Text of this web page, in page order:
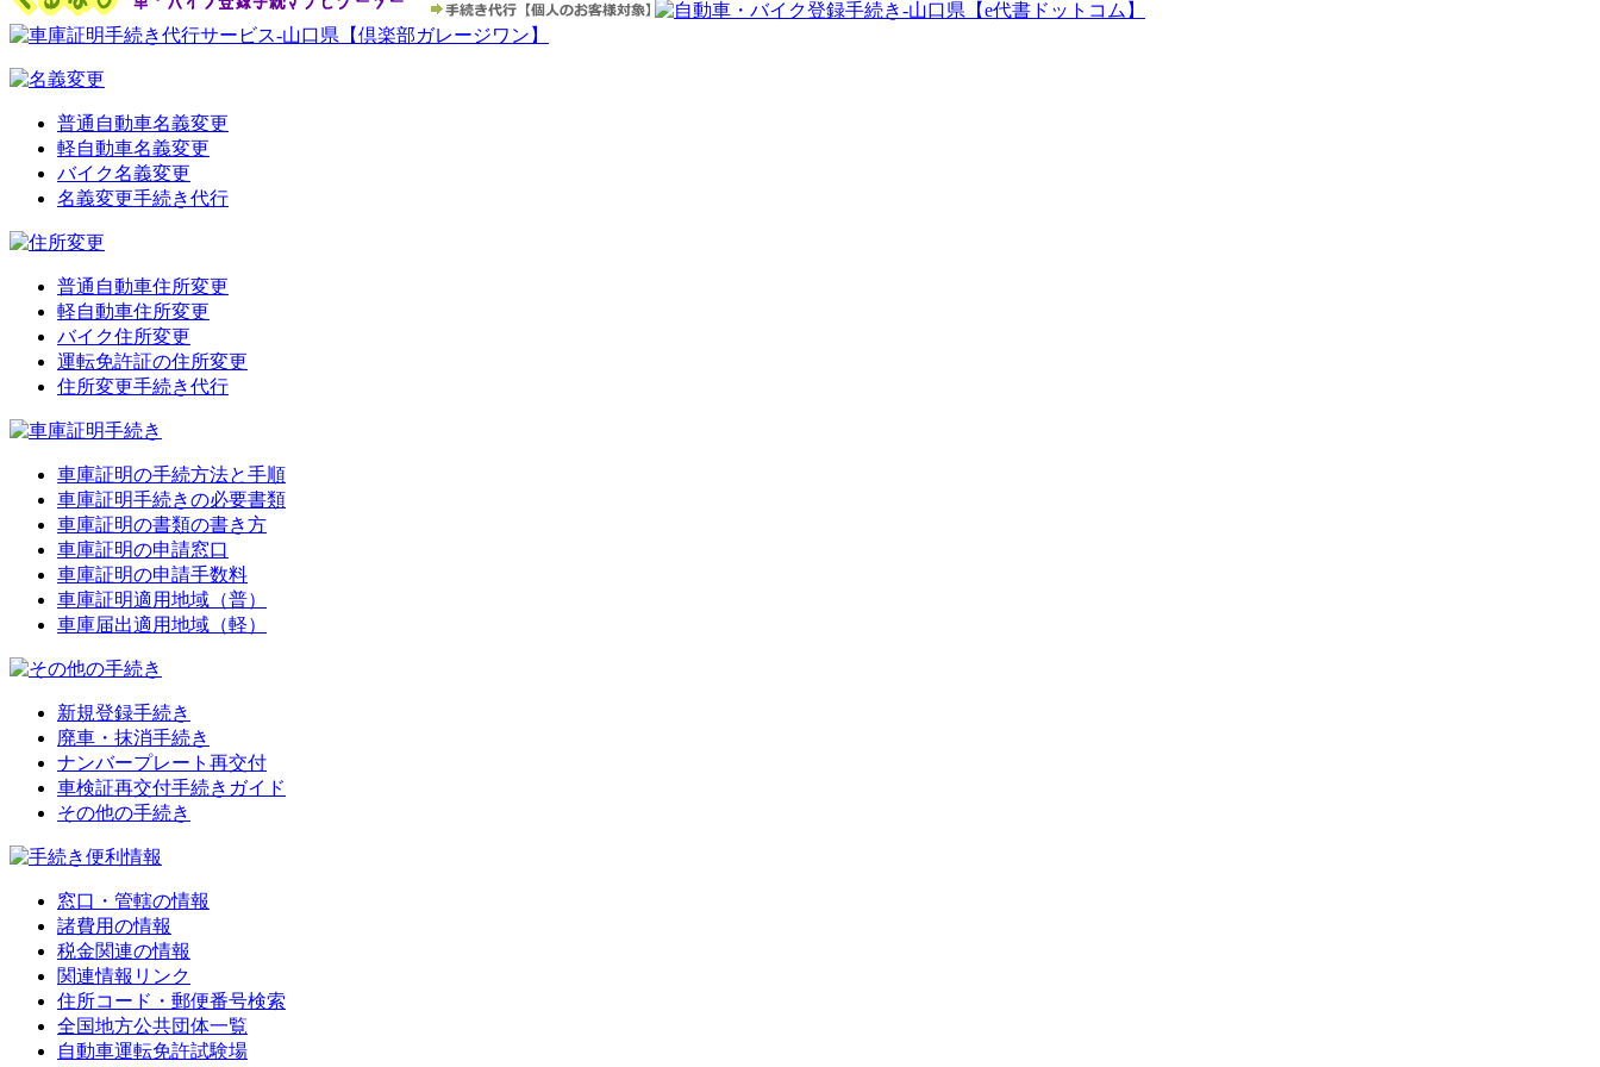
普通自動車名義変更
軽自動車名義変更
バイク名義変更
名義変更手続き代行
普通自動車住所変更
軽自動車住所変更
バイク住所変更
運転免許証の住所変更
住所変更手続き代行
車庫証明の手続方法と手順
車庫証明手続きの必要書類
車庫証明の書類の書き方
車庫証明の申請窓口
車庫証明の申請手数料
車庫証明適用地域（普）
車庫届出適用地域（軽）
新規登録手続き
廃車・抹消手続き
ナンバープレート再交付
車検証再交付手続きガイド
その他の手続き
窓口・管轄の情報
諸費用の情報
税金関連の情報
関連情報リンク
住所コード・郵便番号検索
全国地方公共団体一覧
自動車運転免許試験場